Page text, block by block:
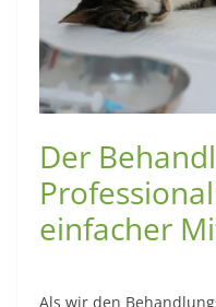
Der
einfacher
Als wir den